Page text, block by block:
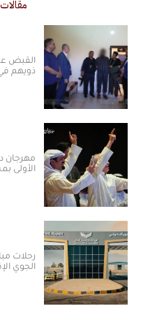
مقالات ذات صلة
القبض على عصابة
ذويهم في ريف دمشق
مهرجان دمشق
الأولى بمشاركة 55 مبدعاً من 16 دولة
رحلات مباشرة تعيد
الجوي الإقليمي